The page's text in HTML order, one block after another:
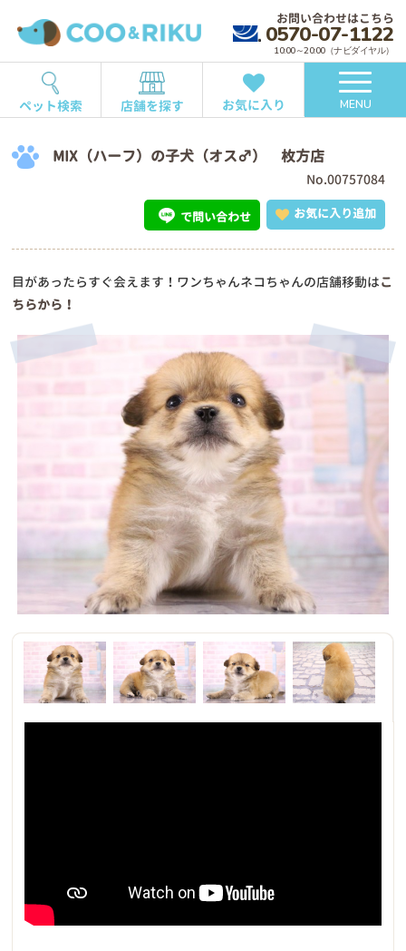
お問い合わせはこちら
0570-07-1122
10:00～20:00（ナビダイヤル）
ペット検索 店舗を探す お気に入り MENU
MIX（ハーフ）の子犬（オス♂） 枚方店
No.00757084
お気に入り追加
で問い合わせ
目があったらすぐ会えます！ワンちゃんネコちゃんの店舗移動はこ
ちらから！